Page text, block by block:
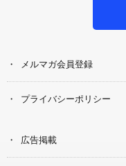
メルマガ会員登録
プライバシーポリシー
広告掲載